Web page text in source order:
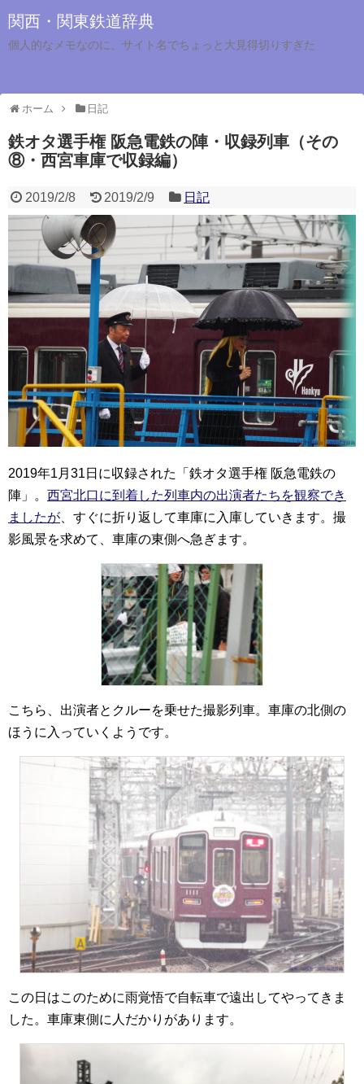
関西・関東鉄道辞典
個人的なメモなのに、サイト名でちょっと大見得切りすぎた
ホーム 日記
鉄オタ選手権 阪急電鉄の陣・収録列車（その
⑧・西宮車庫で収録編）
2019/2/8 2019/2/9 日記
2019年1月31日に収録された「鉄オタ選手権 阪急電鉄の
陣」。 西宮北口に到着した列車内の出演者たちを観察でき
ましたが 、すぐに折り返して車庫に入庫していきます。撮
影風景を求めて、車庫の東側へ急ぎます。
こちら、出演者とクルーを乗せた撮影列車。車庫の北側の
ほうに入っていくようです。
この日はこのために雨覚悟で自転車で遠出してやってきま
した。車庫東側に人だかりがあります。